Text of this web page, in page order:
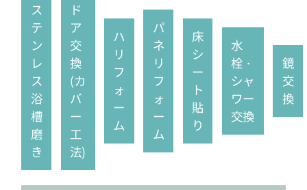
ス
テ
ン
レ
ス
浴
槽
磨
き
ド
ア
交
換
(カ
バ
ー
工
法)
ハ
リ
フ
ォ
ー
ム
パ
ネ
リ
フ
ォ
ー
ム
床
シ
ー
ト
貼
り
水
栓・
シャ
ワー
交換
鏡
交
換